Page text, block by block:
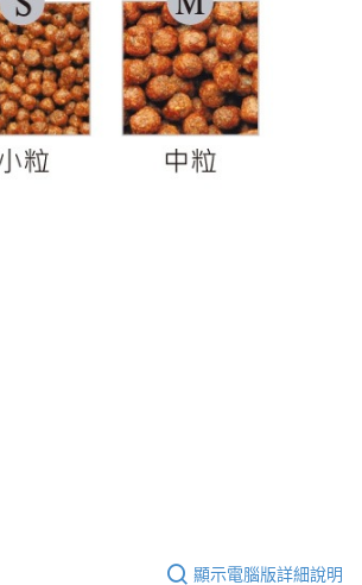
顯示電腦版詳細說明